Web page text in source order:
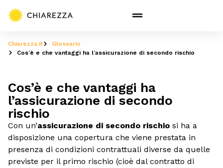
Chiarezza.it
Glossario
Cos’è e che vantaggi ha l’assicurazione di secondo rischio
Cos’è e che vantaggi ha
l’assicurazione di secondo
rischio
Con un’assicurazione di secondo rischio si ha a
disposizione una copertura che viene prestata in
presenza di condizioni contrattuali diverse da quelle
previste per il primo rischio (cioè dal contratto di